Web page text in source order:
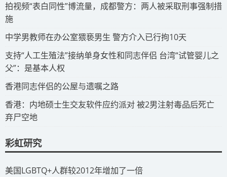
拍视频“表白同性”博流量，成都警方：两人被采取刑事强制措
施
​中学男教师在办公室猥亵男生 警方介入已行拘10天
​支持“人工生殖法”接纳单身女性和同志伴侣 台湾“试管婴儿之
父”：是基本人权
​香港同志伴侣的公屋与遗嘱之路
​香港：内地硕士生交友软件应约派对 被2男注射毒品后死亡
弃尸空地
彩虹研究
​美国LGBTQ+人群较2012年增加了一倍